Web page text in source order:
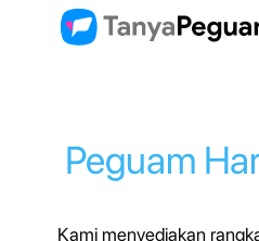
Peguam
Kami menyediakan